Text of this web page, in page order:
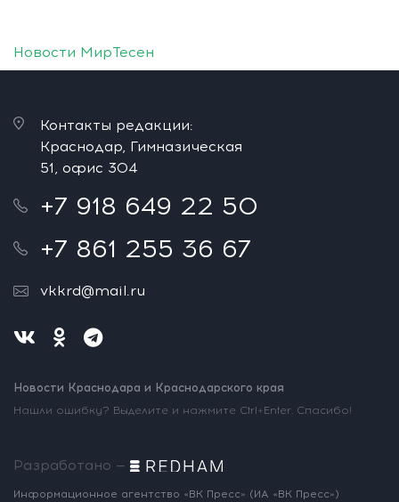
Новости МирТесен
Контакты редакции:
Краснодар, Гимназическая
51, офис 304
+7 918 649 22 50
+7 861 255 36 67
vkkrd@mail.ru
Новости Краснодара и Краснодарского края
Нашли ошибку? Выделите и нажмите Ctrl+Enter. Спасибо!
Разработано —
Информационное агентство «ВК Пресс» (ИА «ВК Пресс»)